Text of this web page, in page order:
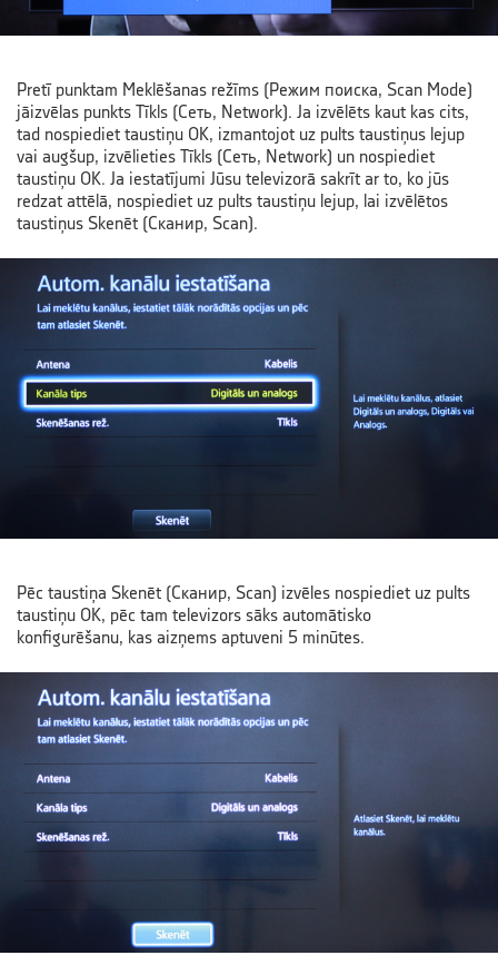
Pretī punktam Meklēšanas režīms (Режим поиска, Scan Mode)
jāizvēlas punkts Tīkls (Сеть, Network). Ja izvēlēts kaut kas cits,
tad nospiediet taustiņu OK, izmantojot uz pults taustiņus lejup
vai augšup, izvēlieties Tīkls (Сеть, Network) un nospiediet
taustiņu OK. Ja iestatījumi Jūsu televizorā sakrīt ar to, ko jūs
redzat attēlā, nospiediet uz pults taustiņu lejup, lai izvēlētos
taustiņus Skenēt (Сканир, Scan).
Pēc taustiņa Skenēt (Сканир, Scan) izvēles nospiediet uz pults
taustiņu OK, pēc tam televizors sāks automātisko
konfigurēšanu, kas aizņems aptuveni 5 minūtes.